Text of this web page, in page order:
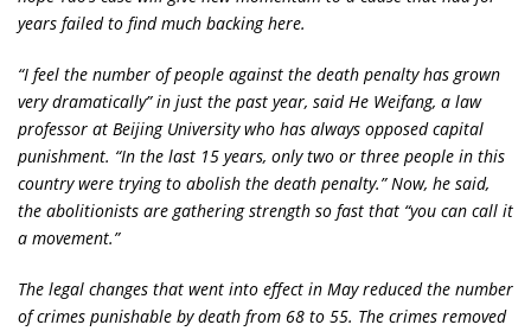
years failed to find much backing here.
“I feel the number of people against the death penalty has grown
very dramatically” in just the past year, said He Weifang, a law
professor at Beijing University who has always opposed capital
punishment. “In the last 15 years, only two or three people in this
country were trying to abolish the death penalty.” Now, he said,
the abolitionists are gathering strength so fast that “you can call it
a movement.”
The legal changes that went into effect in May reduced the number
of crimes punishable by death from 68 to 55. The crimes removed